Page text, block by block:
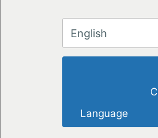
English